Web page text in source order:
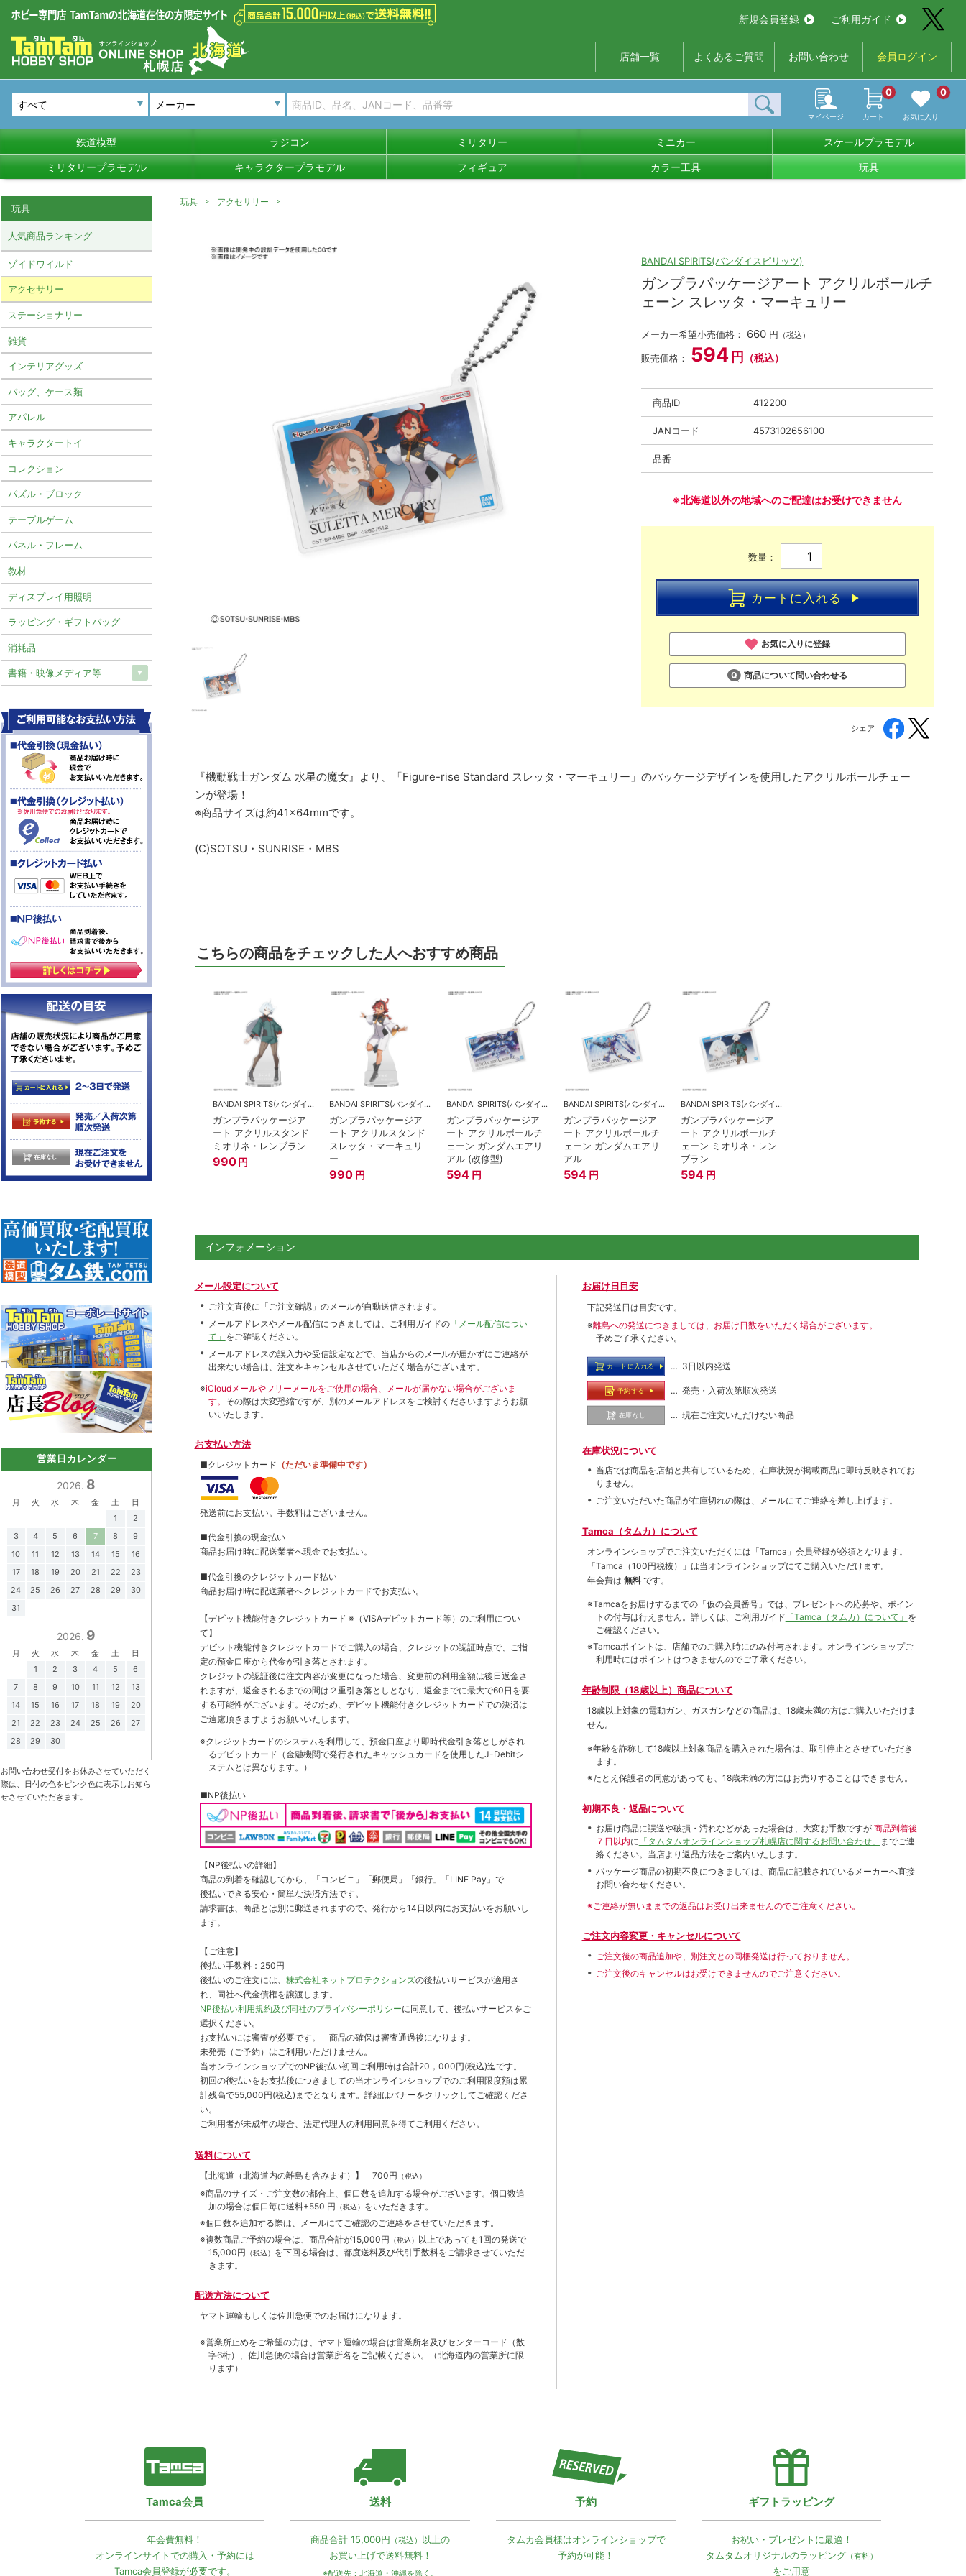
新規会員登録 ご利用ガイド
店舗一覧 よくあるご質問 お問い合わせ 会員ログイン
メーカー
マイページ カート
0
お気に入り
0
鉄道模型 ラジコン ミリタリー ミニカー スケールプラモデル
ミリタリープラモデル キャラクタープラモデル フィギュア カラー工具 玩具
玩具 アクセサリー
BANDAI SPIRITS(バンダイスピリッツ)
ガンプラパッケージアート アクリルボールチ
ェーン スレッタ・マーキュリー
メーカー希望小売価格： 660 円 （税込）
販売価格： 594 円 （税込）
商品ID 412200
JANコード 4573102656100
品番
※北海道以外の地域へのご配達はお受けできません
数量：
カートに入れる
お気に入りに登録
商品について問い合わせる
シェア
『機動戦士ガンダム 水星の魔女』より、「Figure-rise Standard スレッタ・マーキュリー」のパッケージデザインを使用したアクリルボールチェー
ンが登場！
※商品サイズは約41×64mmです。
(C)SOTSU・SUNRISE・MBS
こちらの商品をチェックした人へおすすめ商品
BANDAI SPIRITS(バンダイスピリッツ)
ガンプラパッケージア
ート アクリルスタンド
ミオリネ・レンブラン
990 円
BANDAI SPIRITS(バンダイスピリッツ)
ガンプラパッケージア
ート アクリルスタンド
スレッタ・マーキュリ
ー
990 円
BANDAI SPIRITS(バンダイスピリッツ)
ガンプラパッケージア
ート アクリルボールチ
ェーン ガンダムエアリ
アル (改修型)
594 円
BANDAI SPIRITS(バンダイスピリッツ)
ガンプラパッケージア
ート アクリルボールチ
ェーン ガンダムエアリ
アル
594 円
BANDAI SPIRITS(バンダイスピリッツ)
ガンプラパッケージア
ート アクリルボールチ
ェーン ミオリネ・レン
ブラン
594 円
インフォメーション
メール設定について
ご注文直後に「ご注文確認」のメールが自動送信されます。
メールアドレスやメール配信につきましては、ご利用ガイドの「メール配信につい
て」 をご確認ください。
メールアドレスの誤入力や受信設定などで、当店からのメールが届かずにご連絡が
出来ない場合は、注文をキャンセルさせていただく場合がございます。
※iCloudメールやフリーメールをご使用の場合、メールが届かない場合がございま
す。 その際は大変恐縮ですが、別のメールアドレスをご検討くださいますようお願
いいたします。
お支払い方法
■クレジットカード （ただいま準備中です）
発送前にお支払い。手数料はございません。
■代金引換の現金払い
商品お届け時に配送業者へ現金でお支払い。
■代金引換のクレジットカ―ド払い
商品お届け時に配送業者へクレジットカードでお支払い。
【デビット機能付きクレジットカード ※（VISAデビットカード等） のご利用につい
て】
デビット機能付きクレジットカードでご購入の場合、クレジットの認証時点で、ご指
定の預金口座から代金が引き落とされます。
クレジットの認証後に注文内容が変更になった場合、変更前の利用金額は後日返金さ
れますが、返金されるまでの間は２重引き落としとなり、返金までに最大で60日を要
する可能性がございます。そのため、デビット機能付きクレジットカードでの決済は
ご遠慮頂きますようお願いいたします。
※クレジットカードのシステムを利用して、預金口座より即時代金引き落としがされ
るデビットカード（金融機関で発行されたキャッシュカードを使用したJ-Debitシ
ステムとは異なります。）
■NP後払い
【NP後払いの詳細】
商品の到着を確認してから、「コンビニ」「郵便局」「銀行」「LINE Pay」で
後払いできる安心・簡単な決済方法です。
請求書は、商品とは別に郵送されますので、発行から14日以内にお支払いをお願いし
ます。
【ご注意】
後払い手数料：250円
後払いのご注文には、 株式会社ネットプロテクションズの後払いサービスが適用さ
れ、同社へ代金債権を譲渡します。
NP後払い利用規約及び同社のプライバシーポリシーに同意して、後払いサービスをご
選択ください。
お支払いには審査が必要です。 商品の確保は審査通過後になります。
未発売（ご予約）はご利用いただけません。
当オンラインショップでのNP後払い初回ご利用時は合計20，000円(税込)迄です。
初回の後払いをお支払後につきましての当オンラインショップでのご利用限度額は累
計残高で55,000円(税込)までとなります。詳細はバナーをクリックしてご確認くださ
い。
ご利用者が未成年の場合、法定代理人の利用同意を得てご利用ください。
送料について
【北海道（北海道内の離島も含みます）】 700円 （税込）
※商品のサイズ・ご注文数の都合上、個口数を追加する場合がございます。個口数追
加の場合は個口毎に送料+550 円 （税込） をいただきます。
※個口数を追加する際は、メールにてご確認のご連絡をさせていただきます。
※複数商品ご予約の場合は、商品合計が15,000円 （税込） 以上であっても1回の発送で
15,000円 （税込） を下回る場合は、都度送料及び代引手数料をご請求させていただ
きます。
配送方法について
ヤマト運輸もしくは佐川急便でのお届けになります。
※営業所止めをご希望の方は、ヤマト運輸の場合は営業所名及びセンターコード（数
字6桁）、佐川急便の場合は営業所名をご記載ください。（北海道内の営業所に限
ります）
お届け日目安
下記発送日は目安です。
※離島への発送につきましては、お届け日数をいただく場合がございます。
予めご了承ください。
カートに入れる … 3日以内発送
予約する … 発売・入荷次第順次発送
在庫なし … 現在ご注文いただけない商品
在庫状況について
当店では商品を店舗と共有しているため、在庫状況が掲載商品に即時反映されてお
りません。
ご注文いただいた商品が在庫切れの際は、メールにてご連絡を差し上げます。
Tamca（タムカ）について
オンラインショップでご注⽂いただくには「Tamca」会員登録が必須となります。
「Tamca （100円税抜）
」は当オンラインショップにてご購⼊いただけます。
年会費は 無料 です。
※Tamcaをお届けするまでの「仮の会員番号」では、プレゼントへの応募や、ポイン
トの付与は⾏えません。詳しくは、ご利⽤ガイド 「Tamca（タムカ）について」 を
ご確認ください。
※Tamcaポイントは、店舗でのご購⼊時にのみ付与されます。オンラインショップご
利用時にはポイントはつきませんのでご了承ください。
年齢制限（18歳以上）商品について
18歳以上対象の電動ガン、ガスガンなどの商品は、18歳未満の方はご購入いただけま
せん。
※年齢を詐称して18歳以上対象商品を購入された場合は、取引停止とさせていただき
ます。
※たとえ保護者の同意があっても、18歳未満の方にはお売りすることはできません。
初期不良・返品について
お届け商品に誤送や破損・汚れなどがあった場合は、大変お手数ですが 商品到着後
７日以内に 「タムタムオンラインショップ札幌店に関するお問い合わせ」 までご連
絡ください。当店より返品方法をご案内いたします。
パッケージ商品の初期不良につきましては、商品に記載されているメーカーへ直接
お問い合わせください。
※ご連絡が無いままでの返品はお受け出来ませんのでご注意ください。
ご注文内容変更・キャンセルについて
ご注文後の商品追加や、別注文との同梱発送は行っておりません。
ご注文後のキャンセルはお受けできませんのでご注意ください。
玩具
人気商品ランキング
ゾイドワイルド
アクセサリー
ステーショナリー
雑貨
インテリアグッズ
バッグ、ケース類
アパレル
キャラクタートイ
コレクション
パズル・ブロック
テーブルゲーム
パネル・フレーム
教材
ディスプレイ用照明
ラッピング・ギフトバッグ
消耗品
書籍・映像メディア等
営業日カレンダー
2026. 8
月 火 水 木 金 土
日
1
2
3
4 5 6 7 8
9
10
11 12 13 14 15
16
17
18 19 20 21 22
23
24
25 26 27 28 29
30
31
2026. 9
月 火 水 木 金 土
日
1
2 3 4 5
6
7
8 9 10 11 12
13
14
15 16 17 18 19
20
21
22 23 24 25 26
27
28
29 30
お問い合わせ受付をお休みさせていただく
際は、日付の色をピンク色に表示しお知ら
せさせていただきます。
Tamca会員
年会費無料！
オンラインサイトでの購入・予約には
Tamca会員登録が必要です。
送料
商品合計 15,000円 （税込） 以上の
お買い上げで送料無料！
※配送先：北海道・沖縄を除く。
予約
タムカ会員様はオンラインショップで
予約が可能！
ギフトラッピング
お祝い・プレゼントに最適！
タムタムオリジナルのラッピング（有料）
をご用意